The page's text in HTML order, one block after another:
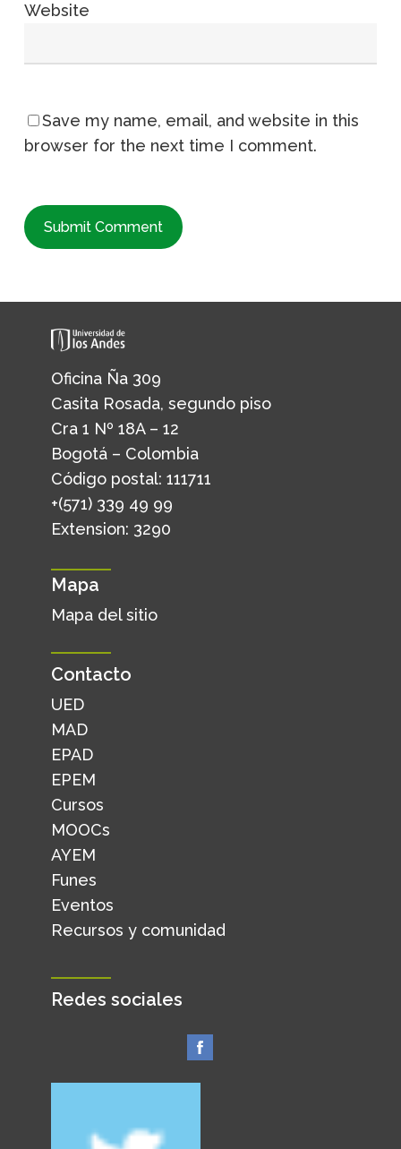
Website
Save my name, email, and website in this
browser for the next time I comment.
Oficina Ña 309
Casita Rosada, segundo piso
Cra 1 Nº 18A – 12
Bogotá – Colombia
Código postal: 111711
+(571) 339 49 99
Extension: 3290
Mapa
Mapa del sitio
Contacto
UED
MAD
EPAD
EPEM
Cursos
MOOCs
AYEM
Funes
Eventos
Recursos y comunidad
Redes sociales